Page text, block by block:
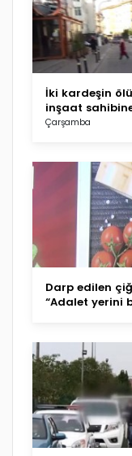
İki kardeşin
inşaat
Çarşamba
Darp edilen
“Adalet yerini